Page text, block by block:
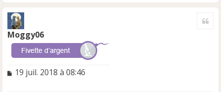
Moggy06
M
19 juil. 2018 à 08:46